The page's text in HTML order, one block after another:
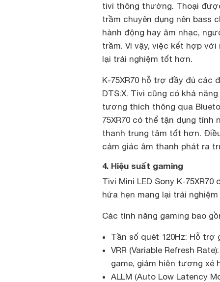
tivi thông thường. Thoại
trầm chuyên dụng nên bass
hành động hay âm nhạc,
trầm. Vì vậy, việc kết hợp
lại trải nghiệm tốt hơn.
K-75XR70 hỗ trợ đầy đủ các
DTS:X. Tivi cũng có khả
tương thích thông qua
75XR70 có thể tận dụng tính
thanh trung tâm tốt hơn.
cảm giác âm thanh phát ra
4. Hiệu suất gaming
Tivi Mini LED Sony K-
hứa hẹn mang lại trải
Các tính năng gaming bao
Tần số quét 120Hz: Hỗ
VRR (Variable Refresh
game, giảm hiện tượng xé
ALLM (Auto Low Latency